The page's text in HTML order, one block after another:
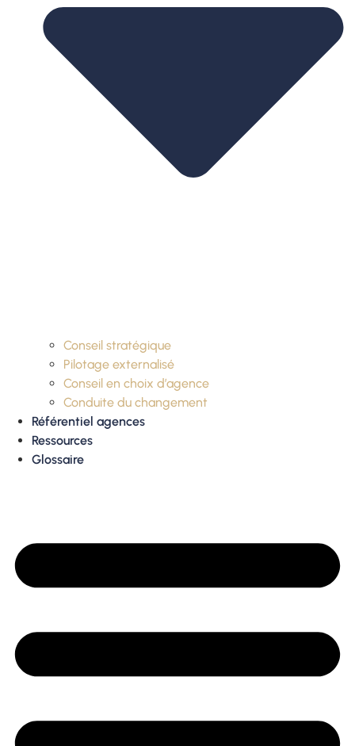
Conseil stratégique
Pilotage externalisé
Conseil en choix d’agence
Conduite du changement
Référentiel agences
Ressources
Glossaire